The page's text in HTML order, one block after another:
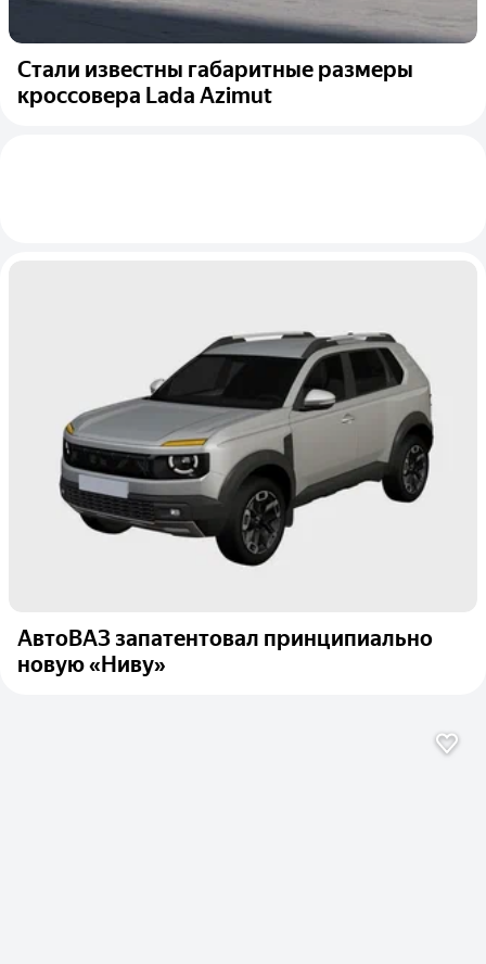
Стали известны габаритные размеры
кроссовера Lada Azimut
АвтоВАЗ запатентовал принципиально
новую «Ниву»